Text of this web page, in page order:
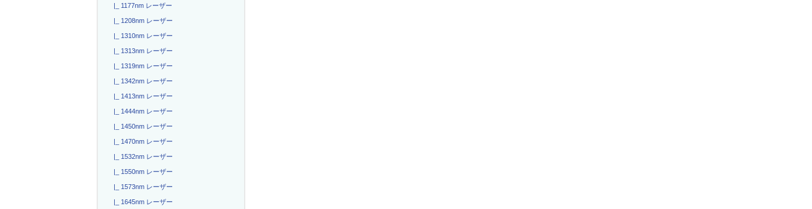
|_ 1177nm レーザー
|_ 1208nm レーザー
|_ 1310nm レーザー
|_ 1313nm レーザー
|_ 1319nm レーザー
|_ 1342nm レーザー
|_ 1413nm レーザー
|_ 1444nm レーザー
|_ 1450nm レーザー
|_ 1470nm レーザー
|_ 1532nm レーザー
|_ 1550nm レーザー
|_ 1573nm レーザー
|_ 1645nm レーザー